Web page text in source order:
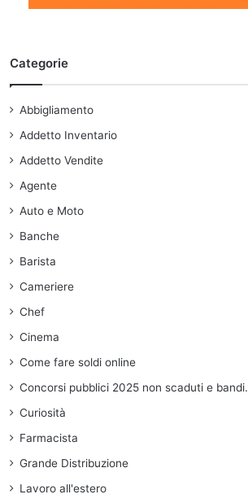
Categorie
Abbigliamento
Addetto Inventario
Addetto Vendite
Agente
Auto e Moto
Banche
Barista
Cameriere
Chef
Cinema
Come fare soldi online
Concorsi pubblici 2025 non scaduti e bandi.
Curiosità
Farmacista
Grande Distribuzione
Lavoro all'estero